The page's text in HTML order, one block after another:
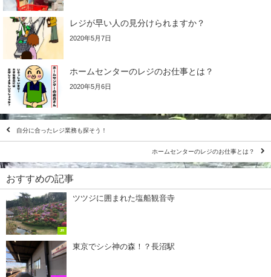
レジが早い人の見分けられますか？
2020年5月7日
ホームセンターのレジのお仕事とは？
2020年5月6日
自分に合ったレジ業務も探そう！
ホームセンターのレジのお仕事とは？
おすすめの記事
JR
ツツジに囲まれた塩船観音寺
東京でシシ神の森！？長沼駅